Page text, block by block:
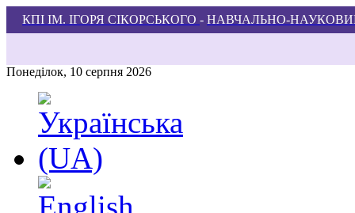
КПІ ІМ. ІГОРЯ СІКОРСЬКОГО - НАВЧАЛЬНО-
Понеділок, 10 серпня 2026